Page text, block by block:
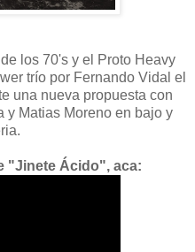
los 70's y el Proto Heavy
trío por Fernando Vidal el
una nueva propuesta con
y Matias Moreno en bajo y
"Jinete Ácido", aca: